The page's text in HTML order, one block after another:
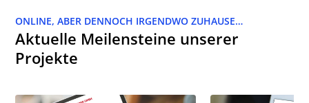
ONLINE, ABER DENNOCH IRGENDWO ZUHAUSE…
Aktuelle Meilensteine unserer
Projekte